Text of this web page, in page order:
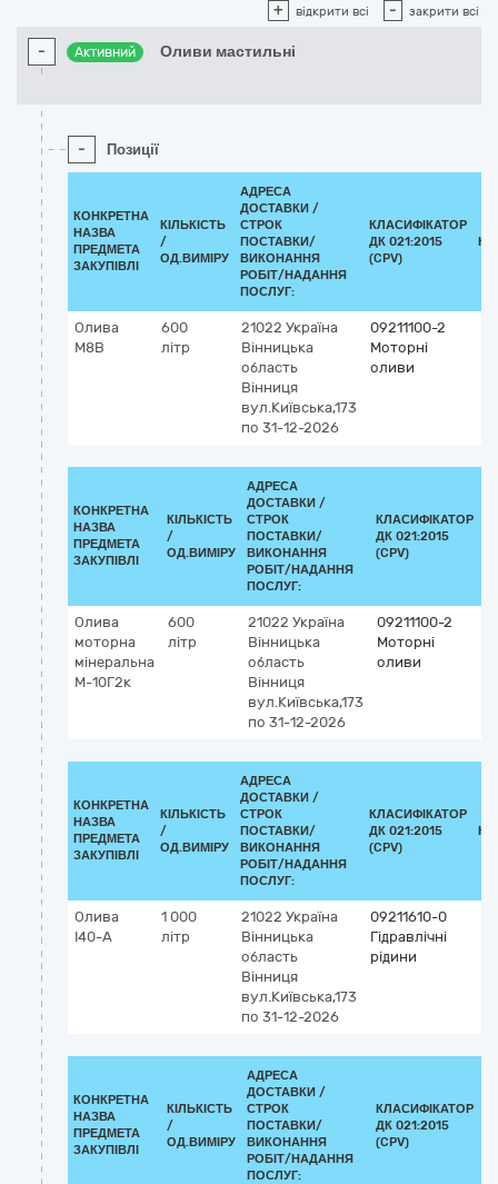
+ відкрити всі - закрити всі
- Активний Оливи мастильні
- Позиції
КОНКРЕТНА
НАЗВА
ПРЕДМЕТА
ЗАКУПІВЛІ
КІЛЬКІСТЬ
/
ОД.ВИМІРУ
АДРЕСА
ДОСТАВКИ /
СТРОК
ПОСТАВКИ/
ВИКОНАННЯ
РОБІТ/НАДАННЯ
ПОСЛУГ:
КЛАСИФІКАТОР
ДК 021:2015
(CPV)
Олива
М8В
600
літр
21022 Україна
Вінницька
область
Вінниця
вул.Київська,173
по 31-12-2026
09211100-2
Моторні
оливи
КОНКРЕТНА
НАЗВА
ПРЕДМЕТА
ЗАКУПІВЛІ
КІЛЬКІСТЬ
/
ОД.ВИМІРУ
АДРЕСА
ДОСТАВКИ /
СТРОК
ПОСТАВКИ/
ВИКОНАННЯ
РОБІТ/НАДАННЯ
ПОСЛУГ:
КЛАСИФІКАТОР
ДК 021:2015
(CPV)
Олива
моторна
мінеральна
М-10Г2к
600
літр
21022 Україна
Вінницька
область
Вінниця
вул.Київська,173
по 31-12-2026
09211100-2
Моторні
оливи
КОНКРЕТНА
НАЗВА
ПРЕДМЕТА
ЗАКУПІВЛІ
КІЛЬКІСТЬ
/
ОД.ВИМІРУ
АДРЕСА
ДОСТАВКИ /
СТРОК
ПОСТАВКИ/
ВИКОНАННЯ
РОБІТ/НАДАННЯ
ПОСЛУГ:
КЛАСИФІКАТОР
ДК 021:2015
(CPV)
Олива
І40-А
1 000
літр
21022 Україна
Вінницька
область
Вінниця
вул.Київська,173
по 31-12-2026
09211610-0
Гідравлічні
рідини
КОНКРЕТНА
НАЗВА
ПРЕДМЕТА
ЗАКУПІВЛІ
КІЛЬКІСТЬ
/
ОД.ВИМІРУ
АДРЕСА
ДОСТАВКИ /
СТРОК
ПОСТАВКИ/
ВИКОНАННЯ
РОБІТ/НАДАННЯ
ПОСЛУГ:
КЛАСИФІКАТОР
ДК 021:2015
(CPV)